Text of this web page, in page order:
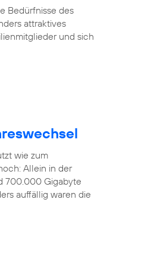
Bedürfnisse des
attraktives
und sich
wie zum
Allein in der
700.000 Gigabyte
auffällig waren die